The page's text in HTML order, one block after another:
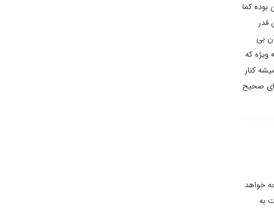
کما
قدر
بی
ویژه که
کنار
های صحیح
خواهد
به